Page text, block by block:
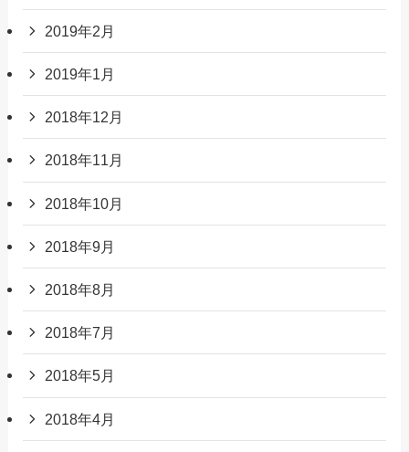
2019年2月
2019年1月
2018年12月
2018年11月
2018年10月
2018年9月
2018年8月
2018年7月
2018年5月
2018年4月